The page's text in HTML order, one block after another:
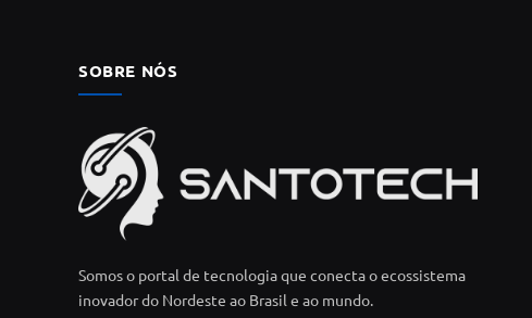
SOBRE NÓS
Somos o portal de tecnologia que conecta o ecossistema
inovador do Nordeste ao Brasil e ao mundo.